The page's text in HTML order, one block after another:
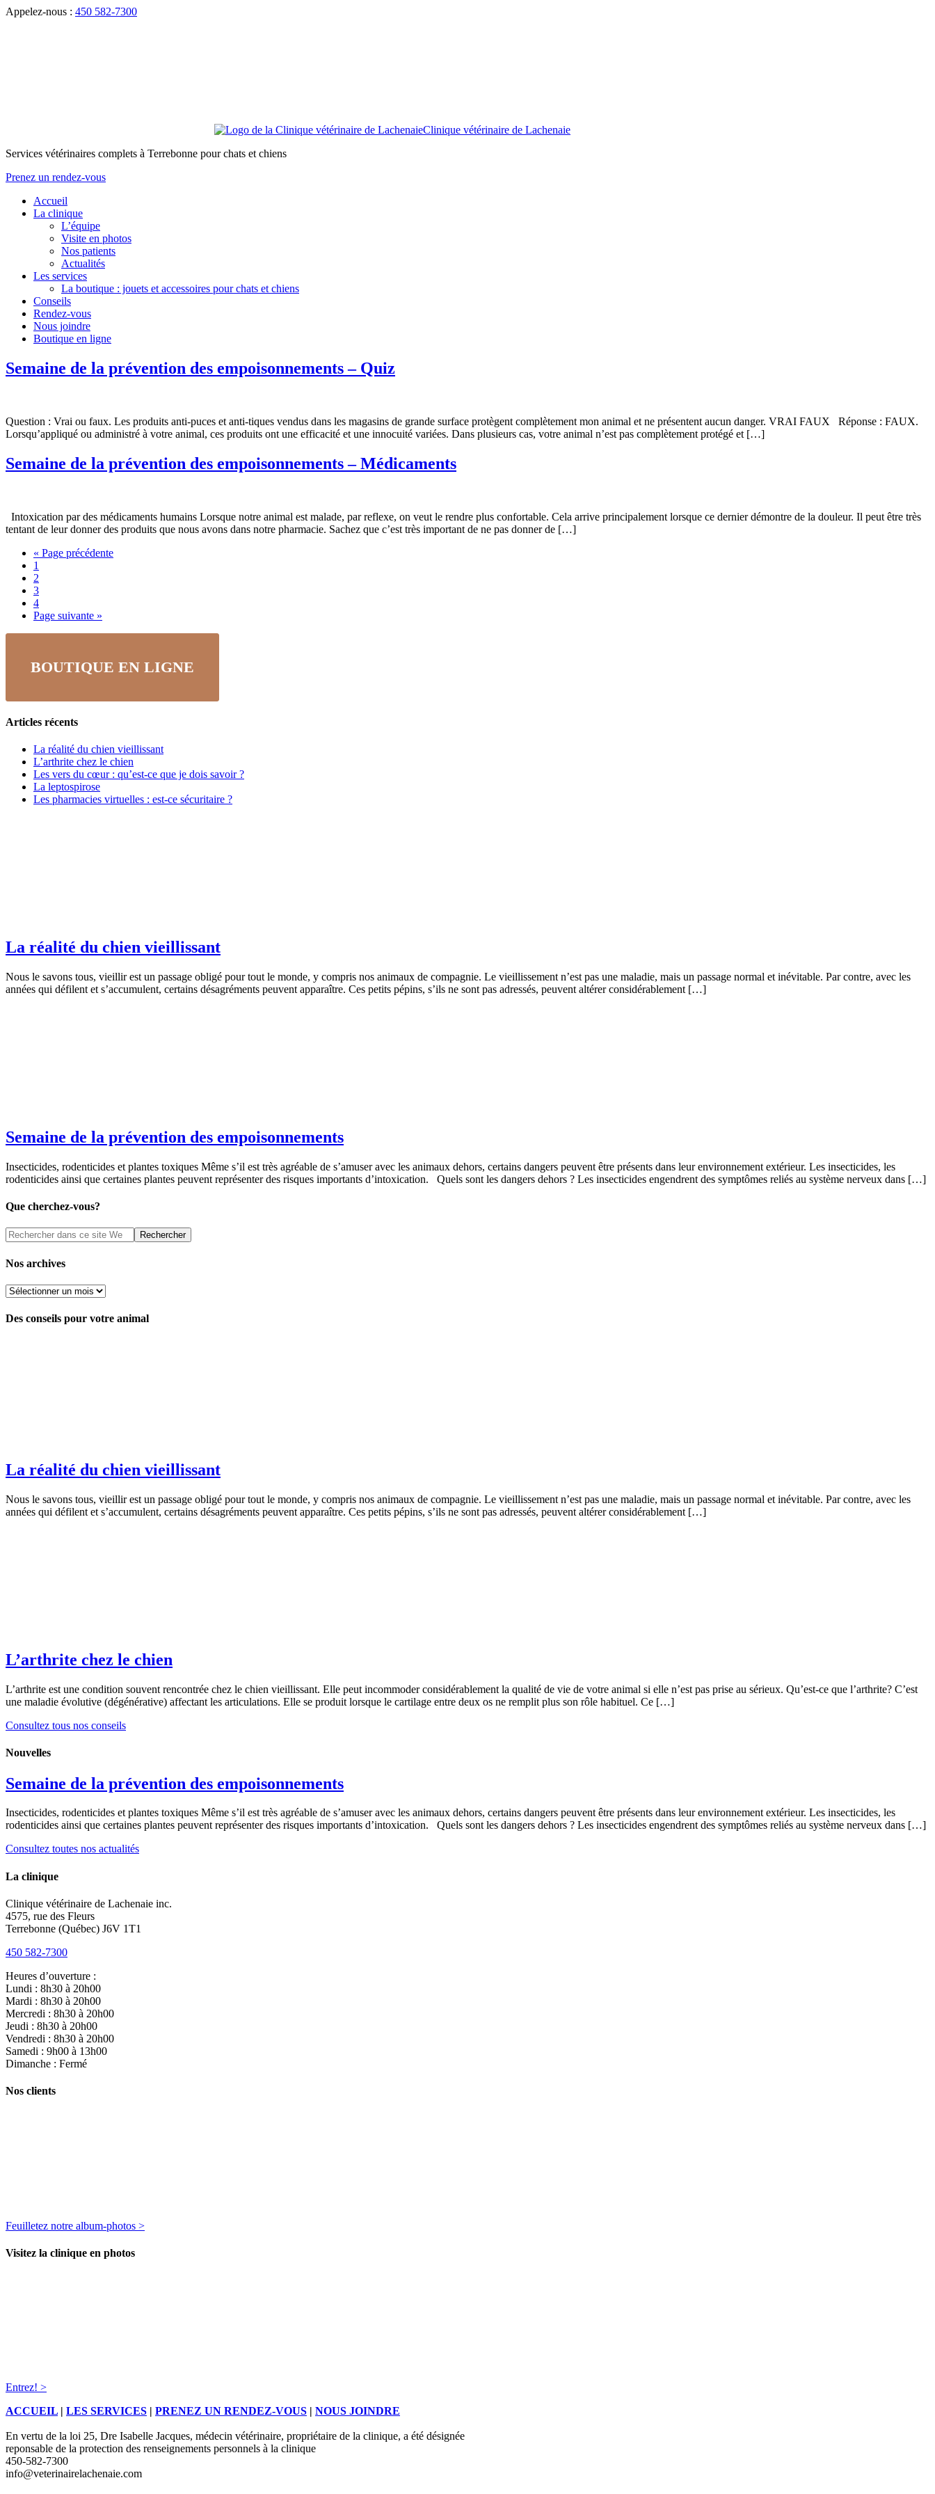
Appelez-nous : 450 582-7300
Clinique vétérinaire de Lachenaie
Services vétérinaires complets à Terrebonne pour chats et chiens
Prenez un rendez-vous
Accueil
La clinique
L’équipe
Visite en photos
Nos patients
Actualités
Les services
La boutique : jouets et accessoires pour chats et chiens
Conseils
Rendez-vous
Nous joindre
Boutique en ligne
Semaine de la prévention des empoisonnements – Quiz
Question : Vrai ou faux. Les produits anti-puces et anti-tiques vendus dans les magasins de grande surface protègent complètement mon animal et ne présentent aucun danger. VRAI FAUX Réponse : FAUX.
Lorsqu’appliqué ou administré à votre animal, ces produits ont une efficacité et une innocuité variées. Dans plusieurs cas, votre animal n’est pas complètement protégé et […]
Semaine de la prévention des empoisonnements – Médicaments
Intoxication par des médicaments humains Lorsque notre animal est malade, par reflexe, on veut le rendre plus confortable. Cela arrive principalement lorsque ce dernier démontre de la douleur. Il peut être très
tentant de leur donner des produits que nous avons dans notre pharmacie. Sachez que c’est très important de ne pas donner de […]
« Page précédente
1
2
3
4
Page suivante »
BOUTIQUE EN LIGNE
Articles récents
La réalité du chien vieillissant
L’arthrite chez le chien
Les vers du cœur : qu’est-ce que je dois savoir ?
La leptospirose
Les pharmacies virtuelles : est-ce sécuritaire ?
La réalité du chien vieillissant
Nous le savons tous, vieillir est un passage obligé pour tout le monde, y compris nos animaux de compagnie. Le vieillissement n’est pas une maladie, mais un passage normal et inévitable. Par contre, avec les
années qui défilent et s’accumulent, certains désagréments peuvent apparaître. Ces petits pépins, s’ils ne sont pas adressés, peuvent altérer considérablement […]
Semaine de la prévention des empoisonnements
Insecticides, rodenticides et plantes toxiques Même s’il est très agréable de s’amuser avec les animaux dehors, certains dangers peuvent être présents dans leur environnement extérieur. Les insecticides, les
rodenticides ainsi que certaines plantes peuvent représenter des risques importants d’intoxication. Quels sont les dangers dehors ? Les insecticides engendrent des symptômes reliés au système nerveux dans […]
Que cherchez-vous?
Nos archives
Nos
Des conseils pour votre animal
La réalité du chien vieillissant
Nous le savons tous, vieillir est un passage obligé pour tout le monde, y compris nos animaux de compagnie. Le vieillissement n’est pas une maladie, mais un passage normal et inévitable. Par contre, avec les
années qui défilent et s’accumulent, certains désagréments peuvent apparaître. Ces petits pépins, s’ils ne sont pas adressés, peuvent altérer considérablement […]
L’arthrite chez le chien
L’arthrite est une condition souvent rencontrée chez le chien vieillissant. Elle peut incommoder considérablement la qualité de vie de votre animal si elle n’est pas prise au sérieux. Qu’est-ce que l’arthrite? C’est
une maladie évolutive (dégénérative) affectant les articulations. Elle se produit lorsque le cartilage entre deux os ne remplit plus son rôle habituel. Ce […]
Consultez tous nos conseils
Nouvelles
Semaine de la prévention des empoisonnements
Insecticides, rodenticides et plantes toxiques Même s’il est très agréable de s’amuser avec les animaux dehors, certains dangers peuvent être présents dans leur environnement extérieur. Les insecticides, les
rodenticides ainsi que certaines plantes peuvent représenter des risques importants d’intoxication. Quels sont les dangers dehors ? Les insecticides engendrent des symptômes reliés au système nerveux dans […]
Consultez toutes nos actualités
La clinique
Clinique vétérinaire de Lachenaie inc.
4575, rue des Fleurs
Terrebonne (Québec) J6V 1T1
450 582-7300
Heures d’ouverture :
Lundi : 8h30 à 20h00
Mardi : 8h30 à 20h00
Mercredi : 8h30 à 20h00
Jeudi : 8h30 à 20h00
Vendredi : 8h30 à 20h00
Samedi : 9h00 à 13h00
Dimanche : Fermé
Nos clients
Feuilletez notre album-photos >
Visitez la clinique en photos
Entrez! >
ACCUEIL | LES SERVICES | PRENEZ UN RENDEZ-VOUS | NOUS JOINDRE
En vertu de la loi 25, Dre Isabelle Jacques, médecin vétérinaire, propriétaire de la clinique, a été désignée
reponsable de la protection des renseignements personnels à la clinique
450-582-7300
info@veterinairelachenaie.com